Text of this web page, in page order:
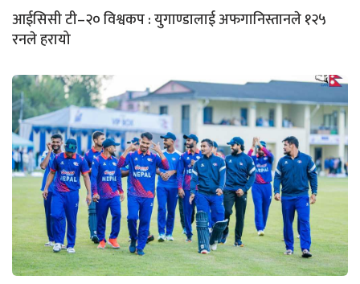
आईसिसी टी–२० विश्वकप : युगाण्डालाई अफगानिस्तानले १२५
रनले हरायो